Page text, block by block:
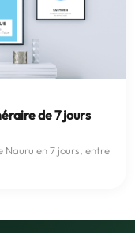
de 7 jours
Nauru en 7 jours, entre